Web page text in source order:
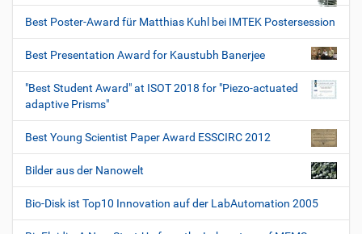
Best Poster-Award für Matthias Kuhl bei IMTEK Postersession
Best Presentation Award for Kaustubh Banerjee
"Best Student Award" at ISOT 2018 for "Piezo-actuated
adaptive Prisms"
Best Young Scientist Paper Award ESSCIRC 2012
Bilder aus der Nanowelt
Bio-Disk ist Top10 Innovation auf der LabAutomation 2005